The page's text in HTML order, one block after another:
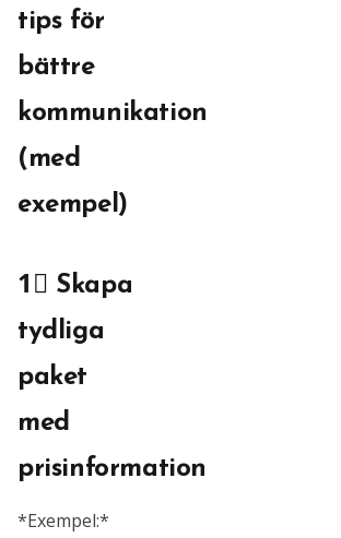
tips för
bättre
kommunikation
(med
exempel)
1⃣ Skapa
tydliga
paket
med
prisinformation
*Exempel:*